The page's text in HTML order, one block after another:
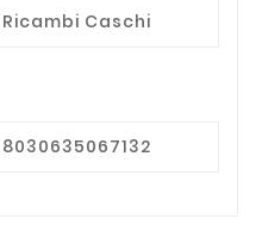
Ricambi Caschi
8030635067132